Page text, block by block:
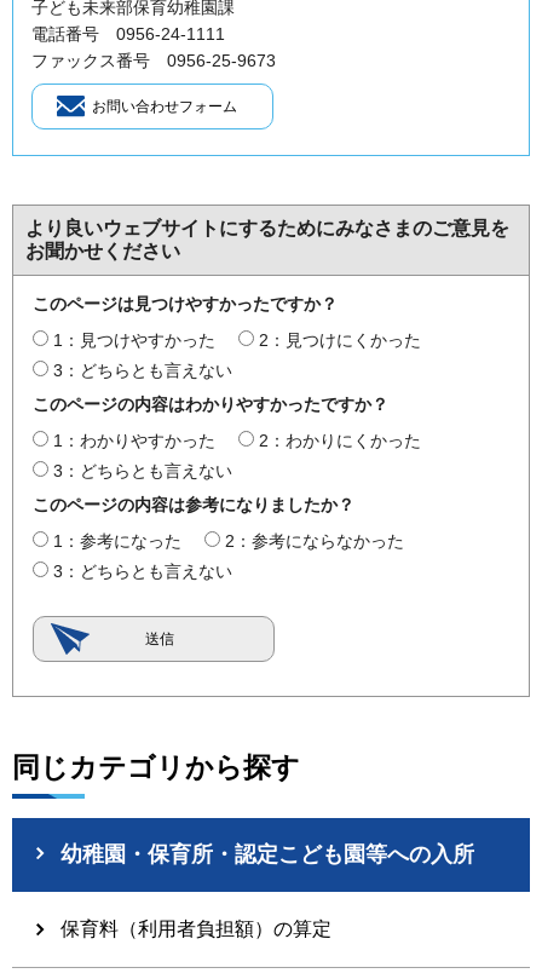
子ども未来部保育幼稚園課
電話番号 0956-24-1111
ファックス番号 0956-25-9673
より良いウェブサイトにするためにみなさまのご意見を
お聞かせください
このページは見つけやすかったですか？
1：見つけやすかった
2：見つけにくかった
3：どちらとも言えない
このページの内容はわかりやすかったですか？
1：わかりやすかった
2：わかりにくかった
3：どちらとも言えない
このページの内容は参考になりましたか？
1：参考になった
2：参考にならなかった
3：どちらとも言えない
同じカテゴリから探す
幼稚園・保育所・認定こども園等への入所
保育料（利用者負担額）の算定